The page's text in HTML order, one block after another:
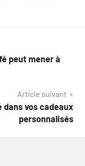
peut mener à
Article suivant
vos cadeaux
personnalisés